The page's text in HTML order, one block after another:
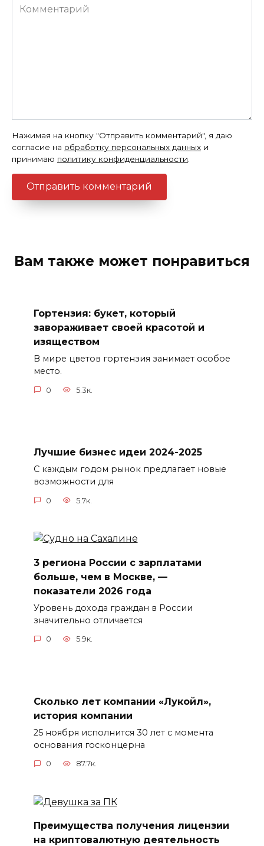
Комментарий
Нажимая на кнопку "Отправить комментарий", я даю
согласие на обработку персональных данных и
принимаю политику конфиденциальности
Вам также может понравиться
Гортензия: букет, который
завораживает своей красотой и
изяществом
В мире цветов гортензия занимает особое
место.
0 5.3к.
Лучшие бизнес идеи 2024-2025
С каждым годом рынок предлагает новые
возможности для
0 5.7к.
3 региона России с зарплатами
больше, чем в Москве, —
показатели 2026 года
Уровень дохода граждан в России
значительно отличается
0 5.9к.
Сколько лет компании «Лукойл»,
история компании
25 ноября исполнится 30 лет с момента
основания госконцерна
0 87.7к.
Преимущества получения лицензии
на криптовалютную деятельность